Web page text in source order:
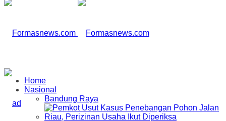
Home
Nasional
Bandung Raya